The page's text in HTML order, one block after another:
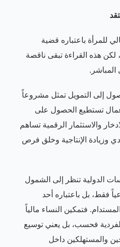
للمرأة باعتباره قضية
لكن هذه القراءة تبقى ناقصة
المباشر.
إلى التمويل تمثل مشروعاً
تستطيع الحصول على
والاستثمار الرقمية تساهم
وزيادة الإنتاجية وخلق فرص
الدولية تنظر إلى الشمول
فقط، بل باعتباره أحد
فتمكين النساء مالياً
فحسب، بل يعني توسيع
والمستهلكين داخل